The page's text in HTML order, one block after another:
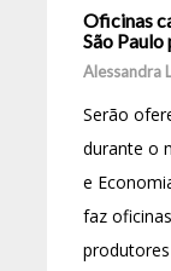
Oficinas
São
Alessandra
Serão
durante o
e
faz